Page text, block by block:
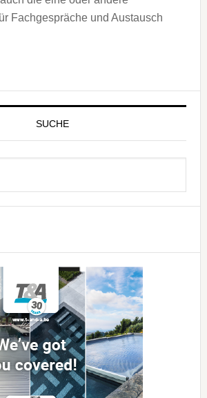
Fachgespräche und Austausch
SUCHE